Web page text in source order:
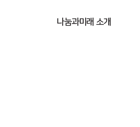
나눔과미래 소개